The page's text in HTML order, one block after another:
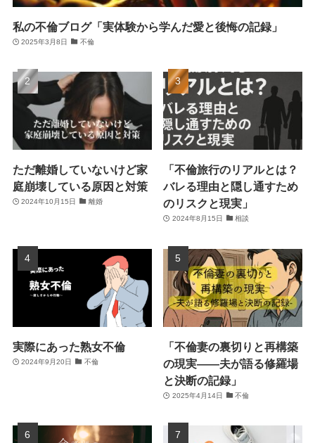
私の不倫ブログ「実体験から学んだ愛と後悔の記録」
2025年3月8日 不倫
ただ離婚していないけど家
庭崩壊している原因と対策
2024年10月15日 離婚
「不倫旅行のリアルとは？
バレる理由と隠し通すため
のリスクと現実」
2024年8月15日 相談
実際にあった熟女不倫
2024年9月20日 不倫
「不倫妻の裏切りと再構築
の現実――夫が語る修羅場
と決断の記録」
2025年4月14日 不倫